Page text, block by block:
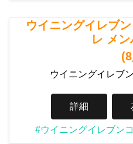
ウイニングイレブ
レ メ
ウイニングイレブ
詳細
#ウイニングイレブン